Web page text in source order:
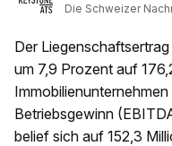
Die Schweizer
Der
um 7,9 Prozent auf
Betriebsgewinn
belief sich auf 152,3